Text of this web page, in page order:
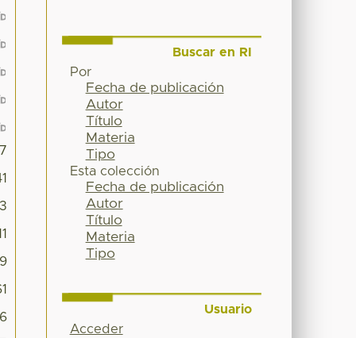
Buscar en RI
Por
Fecha de publicación
Autor
Título
Materia
Tipo
Esta colección
Fecha de publicación
Autor
Título
Materia
Tipo
Usuario
Acceder